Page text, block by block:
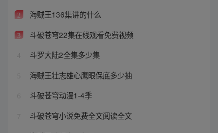
2 海贼王136集讲的什么
3 斗破苍穹22集在线观看免费视频
4 斗罗大陆2全集多少集
5 海贼王壮志雄心鹰眼保底多少抽
6 斗破苍穹动漫1-4季
7 斗破苍穹小说免费全文阅读全文